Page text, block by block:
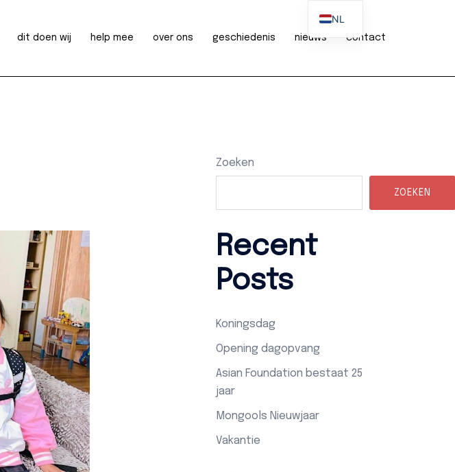
dit doen wij help mee over ons geschiedenis nieuws contact
Zoeken
ZOEKEN
Recent
Posts
Koningsdag
Opening dagopvang
Asian Foundation bestaat 25
jaar
Mongools Nieuwjaar
Vakantie
NL